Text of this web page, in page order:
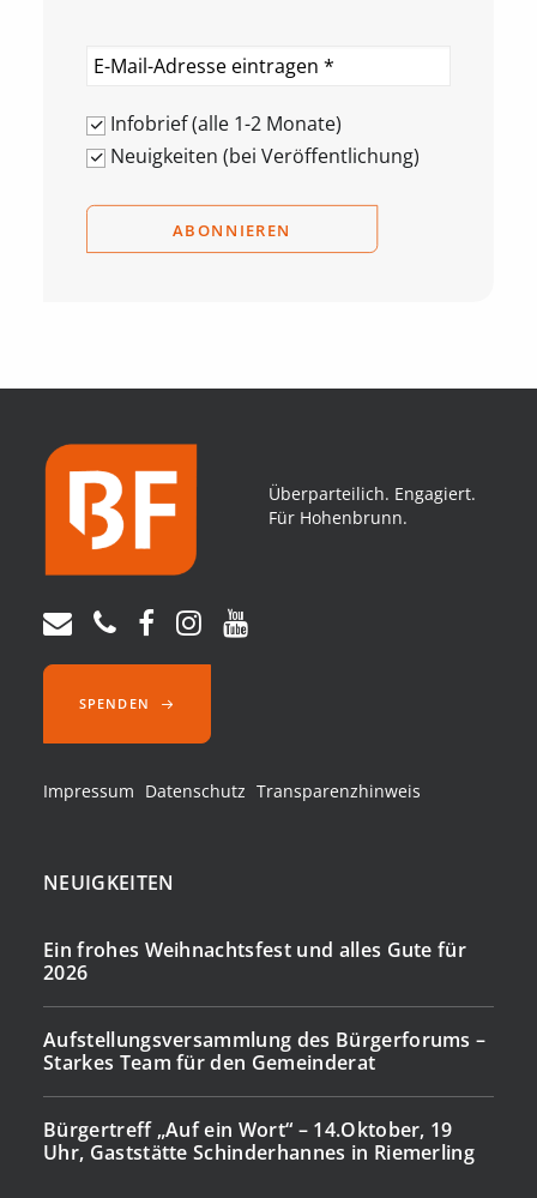
Infobrief (alle 1-2 Monate)
Neuigkeiten (bei Veröffentlichung)
Überparteilich. Engagiert.
Für Hohenbrunn.
SPENDEN
Impressum Datenschutz Transparenzhinweis
NEUIGKEITEN
Ein frohes Weihnachtsfest und alles Gute für
2026
Aufstellungsversammlung des Bürgerforums –
Starkes Team für den Gemeinderat
Bürgertreff „Auf ein Wort“ – 14.Oktober, 19
Uhr, Gaststätte Schinderhannes in Riemerling